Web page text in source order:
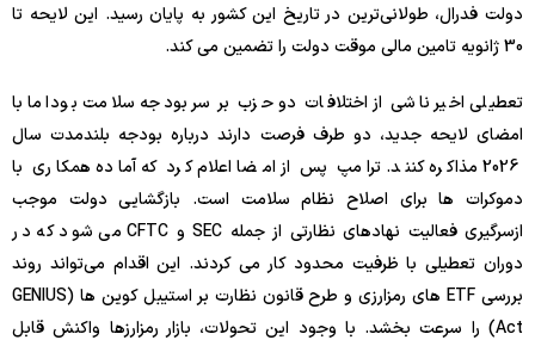
دولت فدرال، طولانی‌ترین در تاریخ این کشور به پایان رسید. این لایحه تا
30 ژانویه تامین مالی موقت دولت را تضمین می کند.
تعطیلی اخیر ناشی از اختلافات دو حزب بر سر بودجه سلامت بود اما با
امضای لایحه جدید، دو طرف فرصت دارند درباره بودجه بلندمدت سال
2026 مذاکره کنند. ترامپ پس از امضا اعلام کرد که آماده همکاری با
دموکرات ها برای اصلاح نظام سلامت است. بازگشایی دولت موجب
ازسرگیری فعالیت نهادهای نظارتی از جمله SEC و CFTC می شود که در
دوران تعطیلی با ظرفیت محدود کار می کردند. این اقدام می‌تواند روند
بررسی ETF های رمزارزی و طرح قانون نظارت بر استیبل کوین ها (GENIUS
Act) را سرعت بخشد. با وجود این تحولات، بازار رمزارزها واکنش قابل